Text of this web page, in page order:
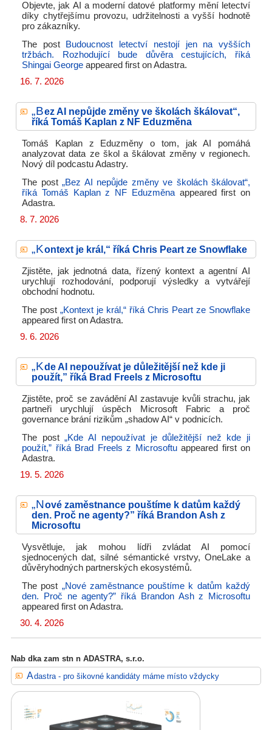
Objevte, jak AI a moderní datové platformy mění letectví
díky chytřejšímu provozu, udržitelnosti a vyšší hodnotě
pro zákazníky.
The post Budoucnost letectví nestojí jen na vyšších
tržbách. Rozhodující bude důvěra cestujících, říká
Shingai George appeared first onAdastra.
16. 7. 2026
„Bez AI nepůjde změny ve školách škálovat“,
říká Tomáš Kaplan z NF Eduzměna
Tomáš Kaplan z Eduzměny o tom, jak AI pomáhá
analyzovat data ze škol a škálovat změny v regionech.
Nový díl podcastu Adastry.
The post „Bez AI nepůjde změny ve školách škálovat“,
říká Tomáš Kaplan z NF Eduzměnaappeared first on
Adastra.
8. 7. 2026
„Kontext je král,“ říká Chris Peart ze Snowflake
Zjistěte, jak jednotná data, řízený kontext a agentní AI
urychlují rozhodování, podporují výsledky a vytvářejí
obchodní hodnotu.
The post „Kontext je král,“ říká Chris Peart ze Snowflake
appeared first onAdastra.
9. 6. 2026
„Kde AI nepoužívat je důležitější než kde ji
použít,” říká Brad Freels z Microsoftu
Zjistěte, proč se zavádění AI zastavuje kvůli strachu, jak
partneři urychlují úspěch Microsoft Fabric a proč
governance brání rizikům „shadow AI“ v podnicích.
The post„Kde AI nepoužívat je důležitější než kde ji
použít,” říká Brad Freels z Microsoftuappeared first on
Adastra.
19. 5. 2026
„Nové zaměstnance pouštíme k datům každý
den. Proč ne agenty?” říká Brandon Ash z
Microsoftu
Vysvětluje, jak mohou lídři zvládat AI pomocí
sjednocených dat, silné sémantické vrstvy, OneLake a
důvěryhodných partnerských ekosystémů.
The post „Nové zaměstnance pouštíme k datům každý
den. Proč ne agenty?” říká Brandon Ash z Microsoftu
appeared first onAdastra.
30. 4. 2026
Nab dka zam stn n ADASTRA, s.r.o.
Adastra - pro šikovné kandidáty máme místo vždycky